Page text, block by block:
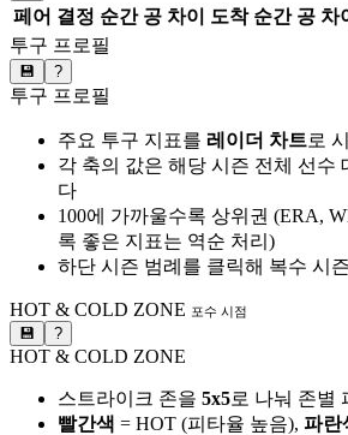
페어 결정 순간 공 차이 도착 순간 공 차
투구 프로필
💾 ?
투구 프로필
주요 투구 지표를 레이더 차트로
각 축의 값은 해당 시즌 전체 선수
다
100에 가까울수록 상위권 (ERA,
록 좋은 지표는 역순 처리)
하단 시즌 범례를 클릭해 복수 시
HOT & COLD ZONE 포수 시점
💾 ?
HOT & COLD ZONE
스트라이크 존을 5x5로 나눠 존별
빨간색 = HOT (피타율 높음), 파란